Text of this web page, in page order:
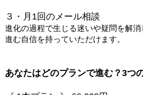
３・月1回のメール相談
進化の過程で生じる迷いや疑問を解
進む自信を持っていただけます。
あなたはどのプランで進む？3つ